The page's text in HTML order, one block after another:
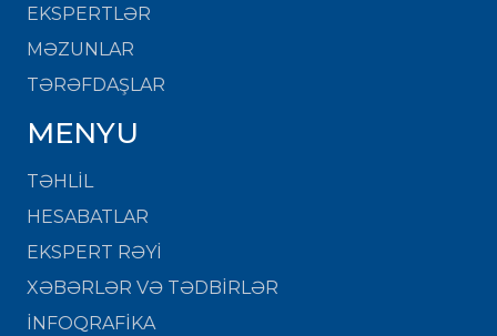
EKSPERTLƏR
MƏZUNLAR
TƏRƏFDAŞLAR
MENYU
TƏHLİL
HESABATLAR
EKSPERT RƏYİ
XƏBƏRLƏR VƏ TƏDBİRLƏR
İNFOQRAFİKA